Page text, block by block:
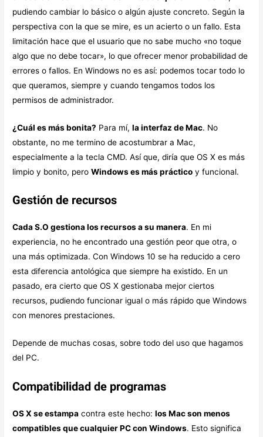
pudiendo cambiar lo básico o algún ajuste concreto. Según la
perspectiva con la que se mire, es un acierto o un fallo. Esta
limitación hace que el usuario que no sabe mucho «no toque
algo que no debe tocar», lo que ofrecer menor probabilidad de
errores o fallos. En Windows no es así: podemos tocar todo lo
que queramos, siempre y cuando tengamos todos los
permisos de administrador.
¿Cuál es más bonita? Para mí,la interfaz de Mac. No
obstante, no me termino de acostumbrar a Mac,
especialmente a la tecla CMD. Así que, diría que OS X es más
limpio y bonito, peroWindows es más práctico y funcional.
Gestión de recursos
Cada S.O gestiona los recursos a su manera. En mi
experiencia, no he encontrado una gestión peor que otra, o
una más optimizada. Con Windows 10 se ha reducido a cero
esta diferencia antológica que siempre ha existido. En un
pasado, era cierto que OS X gestionaba mejor ciertos
recursos, pudiendo funcionar igual o más rápido que Windows
con menores prestaciones.
Depende de muchas cosas, sobre todo del uso que hagamos
del PC.
Compatibilidad de programas
OS X se estampa contra este hecho:los Mac son menos
compatibles que cualquier PC con Windows. Esto significa